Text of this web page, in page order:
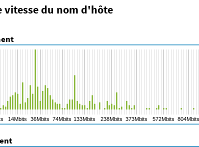
vitesse du nom d'hôte